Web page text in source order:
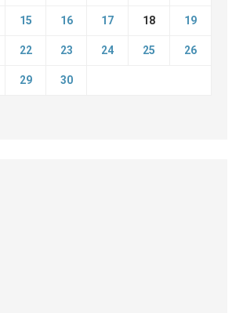
15 16 17 18 19
22 23 24 25 26
29 30